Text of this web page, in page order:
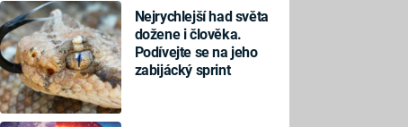
Nejrychlejší had světa
dožene i člověka.
Podívejte se na jeho
zabijácký sprint